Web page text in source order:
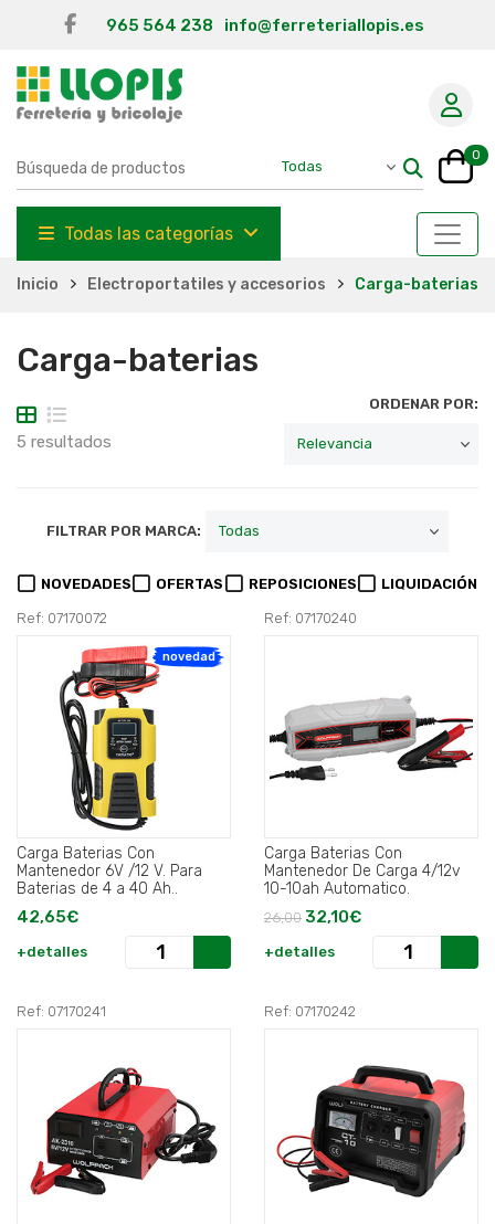
965 564 238 info@ferreteriallopis.es
0
Todas las categorías
Inicio Electroportatiles y accesorios Carga-baterias
Carga-baterias
5 resultados
ORDENAR POR:
FILTRAR POR MARCA:
NOVEDADES OFERTAS REPOSICIONES LIQUIDACIÓN
Ref: 07170072
novedad
Carga Baterias Con
Mantenedor 6V /12 V. Para
Baterias de 4 a 40 Ah..
42,65€
+detalles
Ref: 07170240
Carga Baterias Con
Mantenedor De Carga 4/12v
10-10ah Automatico.
26,00 32,10€
+detalles
Ref: 07170241 Ref: 07170242